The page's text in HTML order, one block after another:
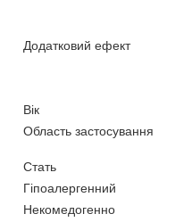
Додатковий ефект
Вік
Область застосування
Стать
Гіпоалергенний
Некомедогенно